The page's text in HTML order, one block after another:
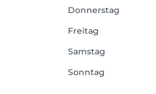
Donnerstag
Freitag
Samstag
Sonntag